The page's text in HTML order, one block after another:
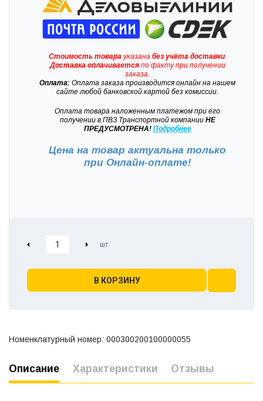
Стоимость товарауказана без учёта доставки.
Доставкаоплачиваетсяпо факту при получении
заказа.
Оплата: Оплата заказа производится онлайн на нашем
сайте любой банковской картой без комиссии.
Оплата товара наложенным платежом при его
получении в ПВЗ Транспортной компанииНЕ
ПРЕДУСМОТРЕНА! Подробнее
Цена на товар актуальна только
при Онлайн-оплате!
В КОРЗИНУ
Номенклатурный номер: 000300200100000055
Описание Характеристики Отзывы